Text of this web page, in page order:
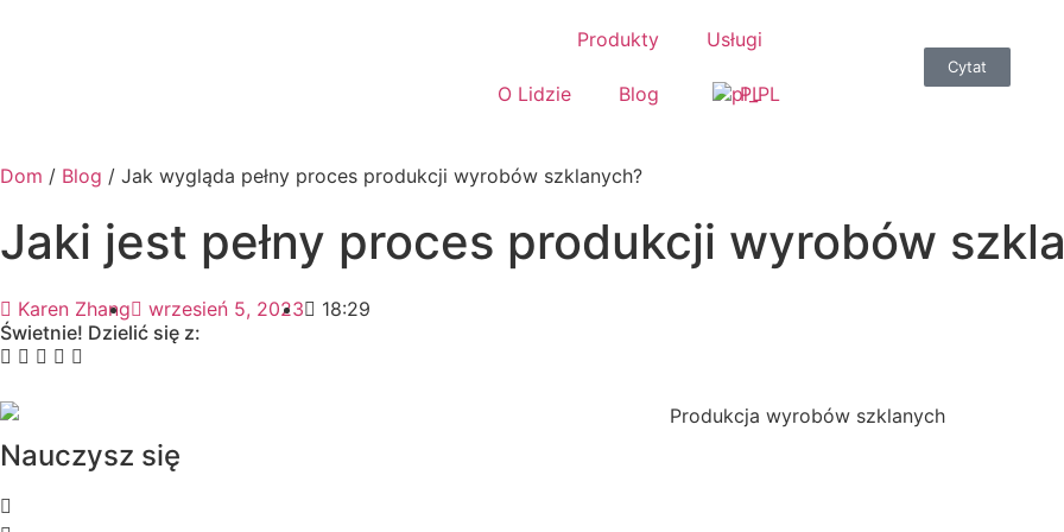
Produkty Usługi
O Lidzie Blog PL
Cytat
Dom / Blog / Jak wygląda pełny proces produkcji wyrobów szklanych?
Jaki jest pełny proces produkcji wyrobów
Karen Zhang wrzesień 5, 2023
18:29
Świetnie! Dzielić się z:
Nauczysz się